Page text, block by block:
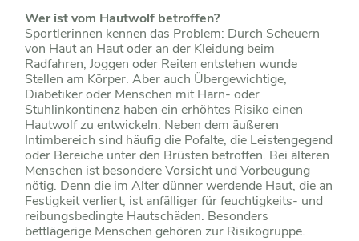
Wer ist vom Hautwolf betroffen?
Sportlerinnen kennen das Problem: Durch Scheuern
von Haut an Haut oder an der Kleidung beim
Radfahren, Joggen oder Reiten entstehen wunde
Stellen am Körper. Aber auch Übergewichtige,
Diabetiker oder Menschen mit Harn- oder
Stuhlinkontinenz haben ein erhöhtes Risiko einen
Hautwolf zu entwickeln. Neben dem äußeren
Intimbereich sind häufig die Pofalte, die Leistengegend
oder Bereiche unter den Brüsten betroffen. Bei älteren
Menschen ist besondere Vorsicht und Vorbeugung
nötig. Denn die im Alter dünner werdende Haut, die an
Festigkeit verliert, ist anfälliger für feuchtigkeits- und
reibungsbedingte Hautschäden. Besonders
bettlägerige Menschen gehören zur Risikogruppe.